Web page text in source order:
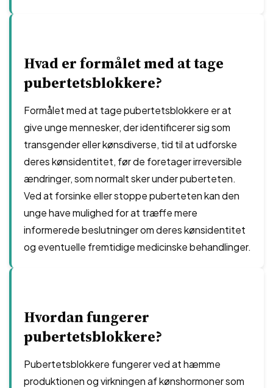
Hvad er formålet med at tage
pubertetsblokkere?
Formålet med at tage pubertetsblokkere er at
give unge mennesker, der identificerer sig som
transgender eller kønsdiverse, tid til at udforske
deres kønsidentitet, før de foretager irreversible
ændringer, som normalt sker under puberteten.
Ved at forsinke eller stoppe puberteten kan den
unge have mulighed for at træffe mere
informerede beslutninger om deres kønsidentitet
og eventuelle fremtidige medicinske behandlinger.
Hvordan fungerer
pubertetsblokkere?
Pubertetsblokkere fungerer ved at hæmme
produktionen og virkningen af kønshormoner som